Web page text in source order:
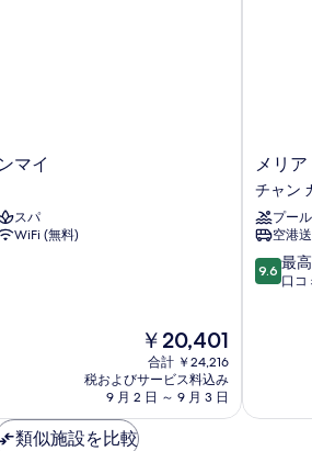
チェンマイ
スパ
WiFi (無料)
現
在
の
料
金
￥20,401
合計 ￥24,216
税およびサービス料込み
9 月 2 日 ～ 9 月 3 日
メ
リ
ア
チ
ェ
ン
マ
ン
メリ
チャン
プール
空港
10
段
素
9.6 最
口コ
類似施設を比較